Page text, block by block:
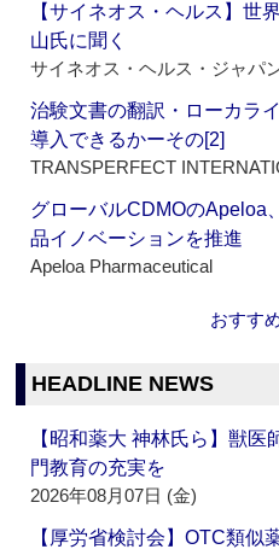
【サイネオス・ヘルス】
山氏に聞く
サイネオス・ヘルス・ジャパ
治験文書の翻訳・ローカラ
導入できるかーその[2]
TRANSPERFECT
グローバルCDMOのApeloa
品イノベーションを推進
Apeloa Pharmaceutical
おすす
HEADLINE NEWS
【昭和薬大 神林氏ら】獣
門教育の充実を
2026年08月07日 (金)
【厚労省検討会】OTC類似